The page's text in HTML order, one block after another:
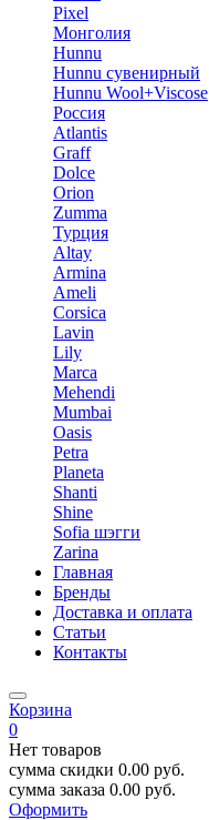
Pixel
Монголия
Hunnu
Hunnu сувенирный
Hunnu Wool+Viscose
Россия
Atlantis
Graff
Dolce
Orion
Zumma
Турция
Altay
Armina
Ameli
Corsica
Lavin
Lily
Marca
Mehendi
Mumbai
Oasis
Petra
Planeta
Shanti
Shine
Sofia шэгги
Zarina
Главная
Бренды
Доставка и оплата
Статьи
Контакты
Корзина
0
Нет товаров
сумма скидки 0.00 руб.
сумма заказа 0.00 руб.
Оформить